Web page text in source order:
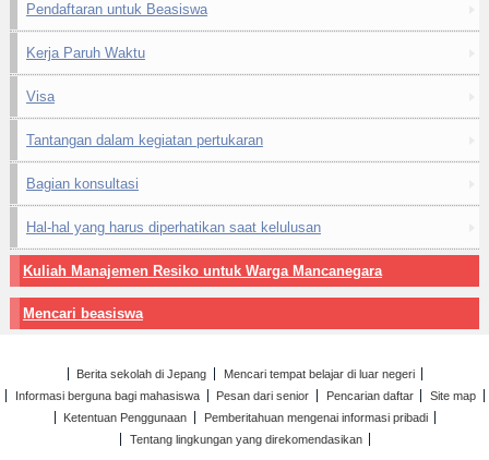
Pendaftaran untuk Beasiswa
Kerja Paruh Waktu
Visa
Tantangan dalam kegiatan pertukaran
Bagian konsultasi
Hal-hal yang harus diperhatikan saat kelulusan
Kuliah Manajemen Resiko untuk Warga Mancanegara
Mencari beasiswa
Berita sekolah di Jepang
Mencari tempat belajar di luar negeri
Informasi berguna bagi mahasiswa
Pesan dari senior Pencarian daftar
Site map
Ketentuan Penggunaan
Pemberitahuan mengenai informasi pribadi
Tentang lingkungan yang direkomendasikan